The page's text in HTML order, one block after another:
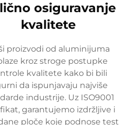
osiguravanje
kvalitete
proizvodi od aluminijuma
kroz stroge postupke
kvalitete kako bi bili
da ispunjavaju najviše
industrije. Uz ISO9001
garantujemo izdržljive i
ploče koje podnose test